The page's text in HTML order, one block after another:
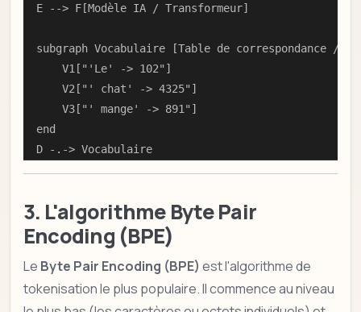
    E --> F[Modèle IA / Transformeur]
subgraph Vocabulaire [Table de correspondance /
        V1["'Le' -> 102"]
        V2["' chat' -> 4325"]
        V3["' mange' -> 891"]
    end
    D -.-> Vocabulaire
3. L'algorithme Byte Pair
Encoding (BPE)
Le Byte Pair Encoding (BPE) est l'algorithme de
tokenisation le plus populaire. Il commence au niveau